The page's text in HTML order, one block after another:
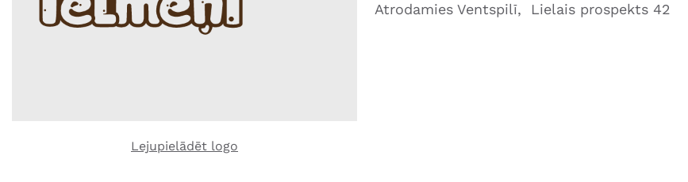
Lejupielādēt logo
Atrodamies Ventspilī, Lielais prospekts 42